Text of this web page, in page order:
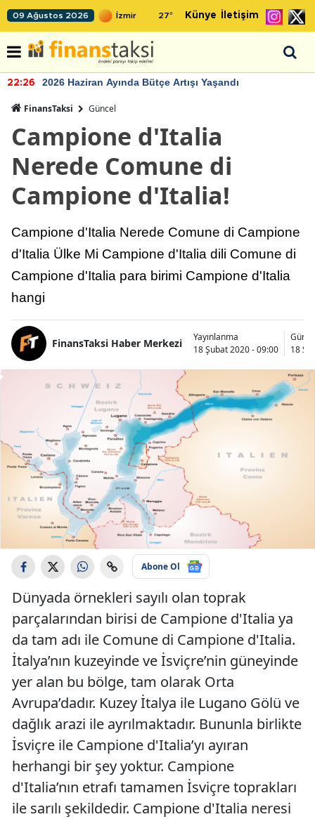
09 Ağustos 2026 27° Künye İletişim
22:26 2026 Haziran Ayında Bütçe Artışı Yaşandı
FinansTaksi Güncel
Campione d'Italia
Nerede Comune di
Campione d'Italia!
Campione d'Italia Nerede Comune di Campione
d'Italia Ülke Mi Campione d'Italia dili Comune di
Campione d'Italia para birimi Campione d'Italia
hangi
FinansTaksi Haber Merkezi
Yayınlanma
18 Şubat 2020 - 09:00
18
Abone Ol
Dünyada örnekleri sayılı olan toprak
parçalarından birisi de Campione d'Italia ya
da tam adı ile Comune di Campione d'Italia.
İtalya’nın kuzeyinde ve İsviçre’nin güneyinde
yer alan bu bölge, tam olarak Orta
Avrupa’dadır. Kuzey İtalya ile Lugano Gölü ve
dağlık arazi ile ayrılmaktadır. Bununla birlikte
İsviçre ile Campione d'Italia’yı ayıran
herhangi bir şey yoktur. Campione
d'Italia’nın etrafı tamamen İsviçre toprakları
ile sarılı şekildedir. Campione d'Italia neresi